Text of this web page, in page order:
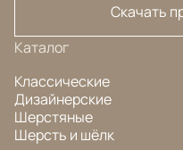
Скачать
Каталог
Классические
Дизайнерские
Шерстяные
Шерсть и шёлк